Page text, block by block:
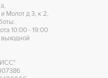
Молот д 3, к 2,
10:00 - 19:00